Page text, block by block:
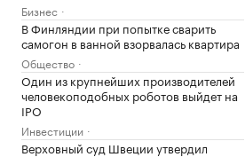
Бизнес
В Финляндии при попытке сварить
самогон в ванной взорвалась квартира
Общество
Один из крупнейших производителей
человекоподобных роботов выйдет на
IPO
Инвестиции
Верховный суд Швеции утвердил